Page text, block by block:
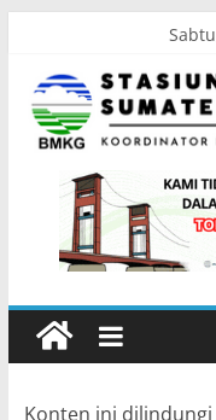
Konten ini